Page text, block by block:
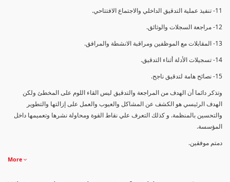
11- تنفيذ عملية التدقيق الداخلي والاجتماع الافتتاحي.
12- مراجعة السجلات والوثائق.
13- المقابلات مع الموظفين ومراقبة الانشطة والمرافق.
14- تسجيلات الأدلة أثناء التدقيق.
15- نصائح هامة لتدقيق ناجح.
وتذكر دائما أن الهدف من المراجعة والتدقيق ليس القاء اللوم على المخطئ ولكن
الهدف الرئيسي هو الكشف عن المشاكل والعيوب والعمل على إزالتها والتطوير
والتحسين بالمنظمة. و كذلك التعرف علي نقاط القوة ومحاولة نشرها وتعميمها داخل
المؤسسة.
دمتم موفقين.
More